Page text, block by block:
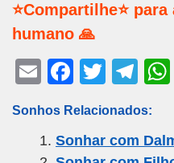
⭐Compartilhe⭐
humano 🙏
E
ail
F
c
e
T
tt
er
T
e
gr
Sonhos Relacionados:
Sonhar com